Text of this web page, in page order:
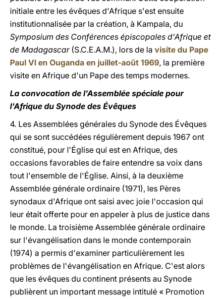
initiale entre les évêques d'Afrique s'est ensuite
institutionnalisée par la création, à Kampala, du
Symposium des Conférences épiscopales d'Afrique et
de Madagascar (S.C.E.A.M.), lors de la visite du Pape
Paul VI en Ouganda en juillet-août 1969, la première
visite en Afrique d'un Pape des temps modernes.
La convocation de l'Assemblée spéciale pour
l'Afrique du Synode des Évêques
4. Les Assemblées générales du Synode des Évêques
qui se sont succédées régulièrement depuis 1967 ont
constitué, pour l'Église qui est en Afrique, des
occasions favorables de faire entendre sa voix dans
tout l'ensemble de l'Église. Ainsi, à la deuxième
Assemblée générale ordinaire (1971), les Pères
synodaux d'Afrique ont saisi avec joie l'occasion qui
leur était offerte pour en appeler à plus de justice dans
le monde. La troisième Assemblée générale ordinaire
sur l'évangélisation dans le monde contemporain
(1974) a permis d'examiner particulièrement les
problèmes de l'évangélisation en Afrique. C'est alors
que les évêques du continent présents au Synode
publièrent un important message intitulé « Promotion